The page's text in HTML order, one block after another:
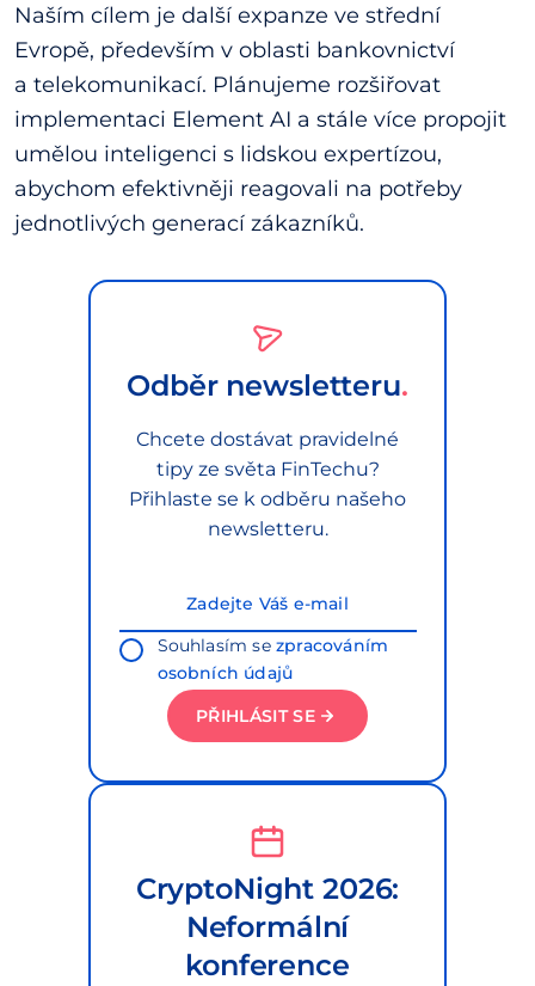
Naším cílem je další expanze ve střední
Evropě, především v oblasti bankovnictví
a telekomunikací. Plánujeme rozšiřovat
implementaci Element AI a stále více propojit
umělou inteligenci s lidskou expertízou,
abychom efektivněji reagovali na potřeby
jednotlivých generací zákazníků.
Odběr newsletteru
Chcete dostávat pravidelné
tipy ze světa FinTechu?
Přihlaste se k odběru našeho
newsletteru.
Souhlasím sezpracováním
osobních údajů
PŘIHLÁSIT SE
CryptoNight 2026:
Neformální
konference